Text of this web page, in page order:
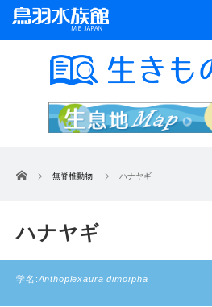
ホーム 無脊椎動物 ハナヤギ
ハナヤギ
学名:Anthoplexaura dimorpha